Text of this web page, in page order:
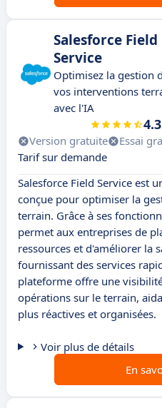
Salesforce Field
Service
Optimisez la gestion
vos interventions
avec l'IA
4.3
Version gratuite Essai
Tarif sur demande
Salesforce Field Service est
conçue pour optimiser la
terrain. Grâce à ses
permet aux entreprises de
ressources et d'améliorer la
fournissant des services
plateforme offre une
opérations sur le terrain,
plus réactives et organisées.
Voir plus de détails
En